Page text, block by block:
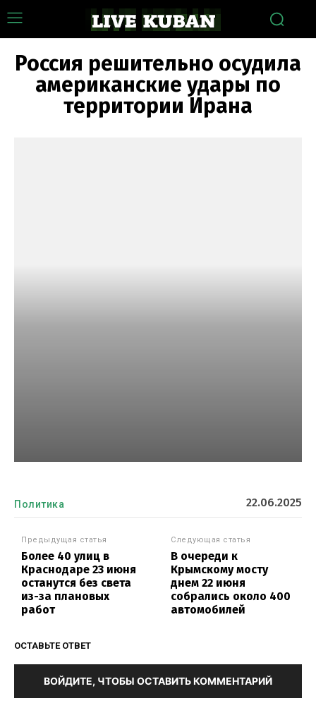
Россия решительно осудила
американские удары по
территории Ирана
Политика 22.06.2025
Предыдущая статья
Более 40 улиц в
Краснодаре 23 июня
останутся без света
из-за плановых
работ
Следующая статья
В очереди к
Крымскому мосту
днем 22 июня
собрались около 400
автомобилей
ОСТАВЬТЕ ОТВЕТ
ВОЙДИТЕ, ЧТОБЫ ОСТАВИТЬ КОММЕНТАРИЙ